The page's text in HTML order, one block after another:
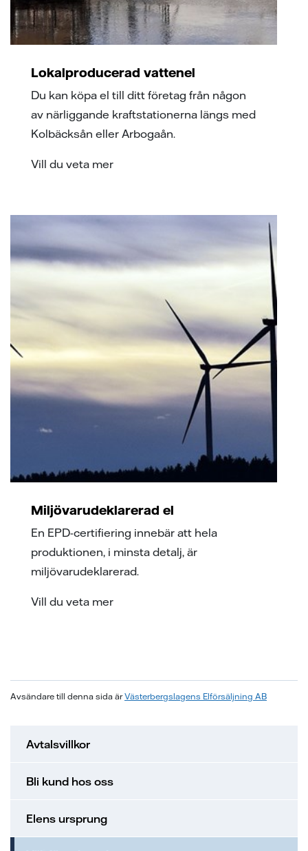
Lokalproducerad vattenel
Du kan köpa el till ditt företag från någon
av närliggande kraftstationerna längs med
Kolbäcksån eller Arbogaån.
Vill du veta mer
Miljövarudeklarerad el
En EPD-certifiering innebär att hela
produktionen, i minsta detalj, är
miljövarudeklarerad.
Vill du veta mer
Avsändare till denna sida ärVästerbergslagens Elförsäljning AB
Avtalsvillkor
Bli kund hos oss
Elens ursprung